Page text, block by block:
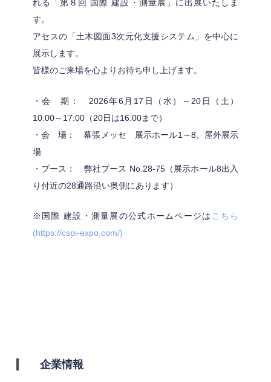
れる「第８回 国際 建設・測量展」に出展いたしま
す。
アセスの「土木図面3次元化支援システム」を中心に
展示します。
皆様のご来場を心よりお待ち申し上げます。
・会 期： 2026年6月17日（水）～20日（土）
10:00～17:00（20日は16:00まで）
・会 場： 幕張メッセ 展示ホール1～8、屋外展示
場
・ブース： 弊社ブース No.28-75（展示ホール8出入
り付近の28通路沿い奥側にあります）
※国際 建設・測量展の公式ホームページは こちら
(https://cspi-expo.com/)
企業情報